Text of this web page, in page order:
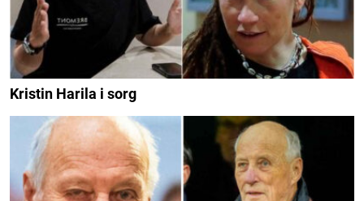
Kristin Harila i sorg